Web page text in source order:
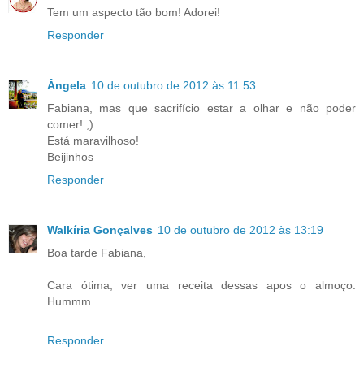
Tem um aspecto tão bom! Adorei!
Responder
Ângela 10 de outubro de 2012 às 11:53
Fabiana, mas que sacrifício estar a olhar e não poder
comer! ;)
Está maravilhoso!
Beijinhos
Responder
Walkíria Gonçalves 10 de outubro de 2012 às 13:19
Boa tarde Fabiana,
Cara ótima, ver uma receita dessas apos o almoço.
Hummm
Responder